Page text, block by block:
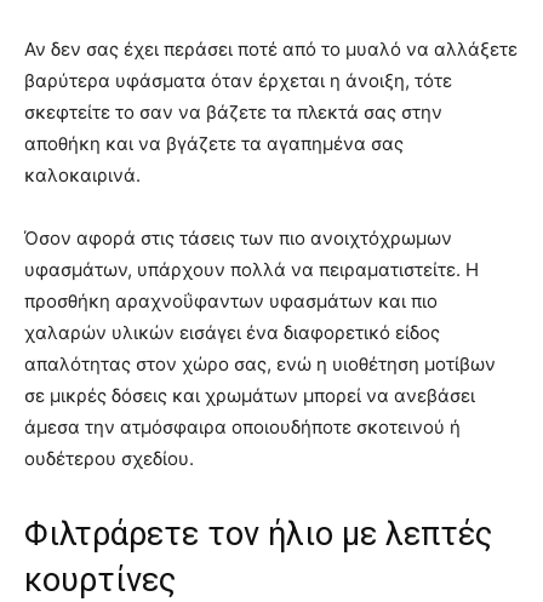
Αν δεν σας έχει περάσει ποτέ από το μυαλό να αλλάξετε
βαρύτερα υφάσματα όταν έρχεται η άνοιξη, τότε
σκεφτείτε το σαν να βάζετε τα πλεκτά σας στην
αποθήκη και να βγάζετε τα αγαπημένα σας
καλοκαιρινά.
Όσον αφορά στις τάσεις των πιο ανοιχτόχρωμων
υφασμάτων, υπάρχουν πολλά να πειραματιστείτε. Η
προσθήκη αραχνοΰφαντων υφασμάτων και πιο
χαλαρών υλικών εισάγει ένα διαφορετικό είδος
απαλότητας στον χώρο σας, ενώ η υιοθέτηση μοτίβων
σε μικρές δόσεις και χρωμάτων μπορεί να ανεβάσει
άμεσα την ατμόσφαιρα οποιουδήποτε σκοτεινού ή
ουδέτερου σχεδίου.
Φιλτράρετε τον ήλιο με λεπτές
κουρτίνες